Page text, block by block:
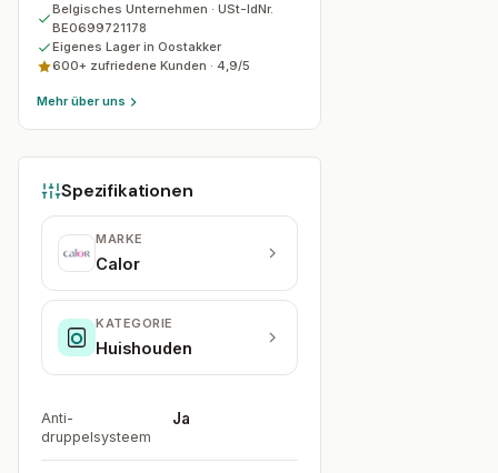
Belgisches Unternehmen · USt-IdNr.
BE0699721178
Eigenes Lager in Oostakker
600+ zufriedene Kunden · 4,9/5
Mehr über uns
Spezifikationen
MARKE
Calor
KATEGORIE
Huishouden
Anti-
druppelsysteem
Ja